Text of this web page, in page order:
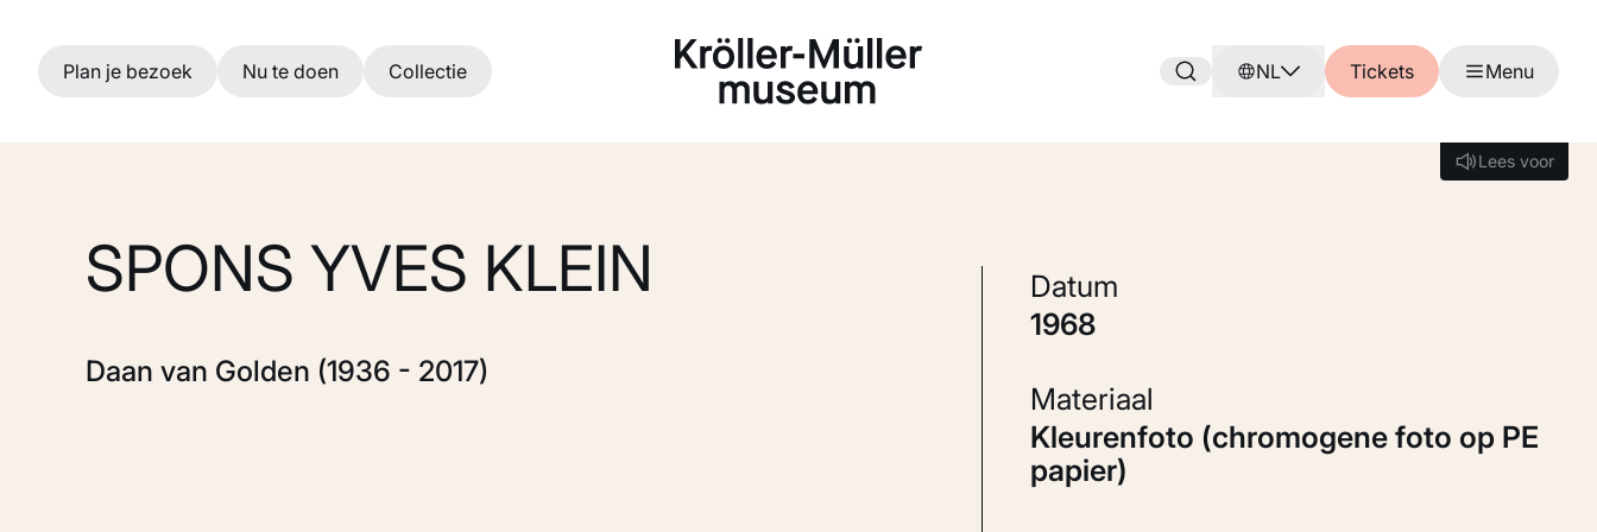
Ga naar hoofdinhoud
Plan je bezoek Nu te doen Collectie NL Tickets Menu
Lees voor
Lees voor
SPONS YVES KLEIN
Daan van Golden (1936 - 2017)
Datum
1968
Materiaal
Kleurenfoto (chromogene foto op PE
papier)